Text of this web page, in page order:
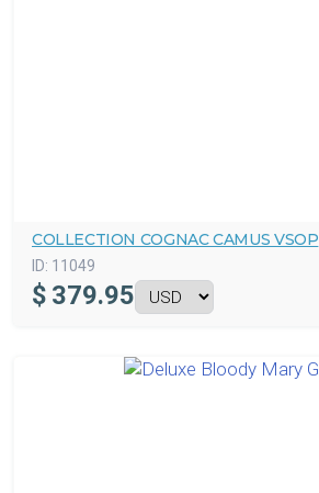
COLLECTION COGNAC CAMUS VSOP
ID: 11049
$ 379.95